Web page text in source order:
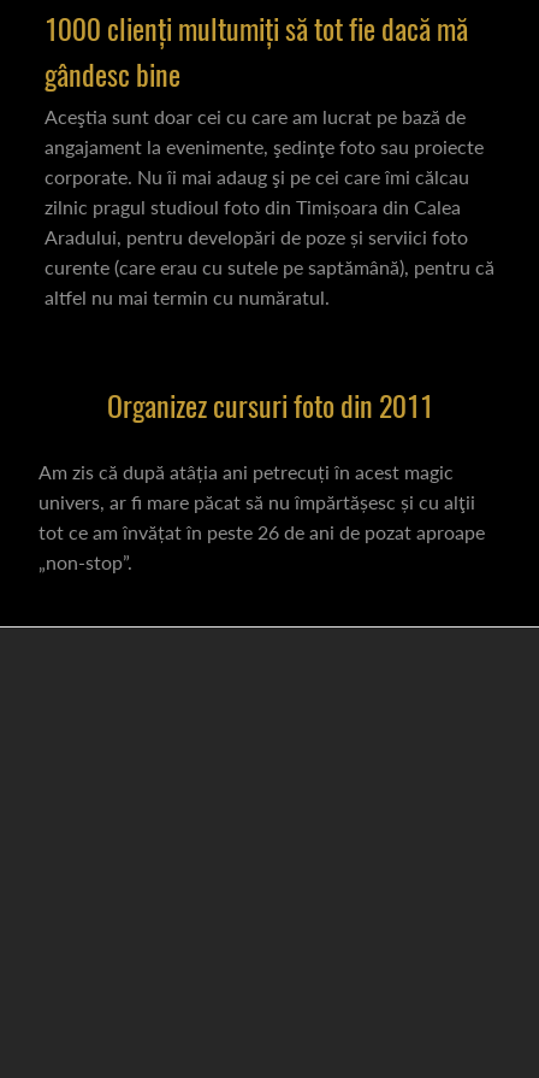
1000 clienți multumiți să tot fie dacă mă
gândesc bine
Aceştia sunt doar cei cu care am lucrat pe bază de
angajament la evenimente, şedinţe foto sau proiecte
corporate. Nu îi mai adaug şi pe cei care îmi călcau
zilnic pragul studioul foto din Timișoara din Calea
Aradului, pentru developări de poze și serviici foto
curente (care erau cu sutele pe saptămână), pentru că
altfel nu mai termin cu număratul.
Organizez cursuri foto din 2011
Am zis că după atâția ani petrecuți în acest magic
univers, ar fi mare păcat să nu împărtășesc și cu alţii
tot ce am învățat în peste 26 de ani de pozat aproape
„non-stop”.